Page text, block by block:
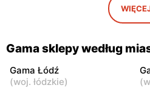
Stare Gumino, ul. Stare
Gama
Łaskarzew, ul. Alejowa 2
Gama
Gama sklepy według
Gama Łódź
(woj. łódzkie)
(